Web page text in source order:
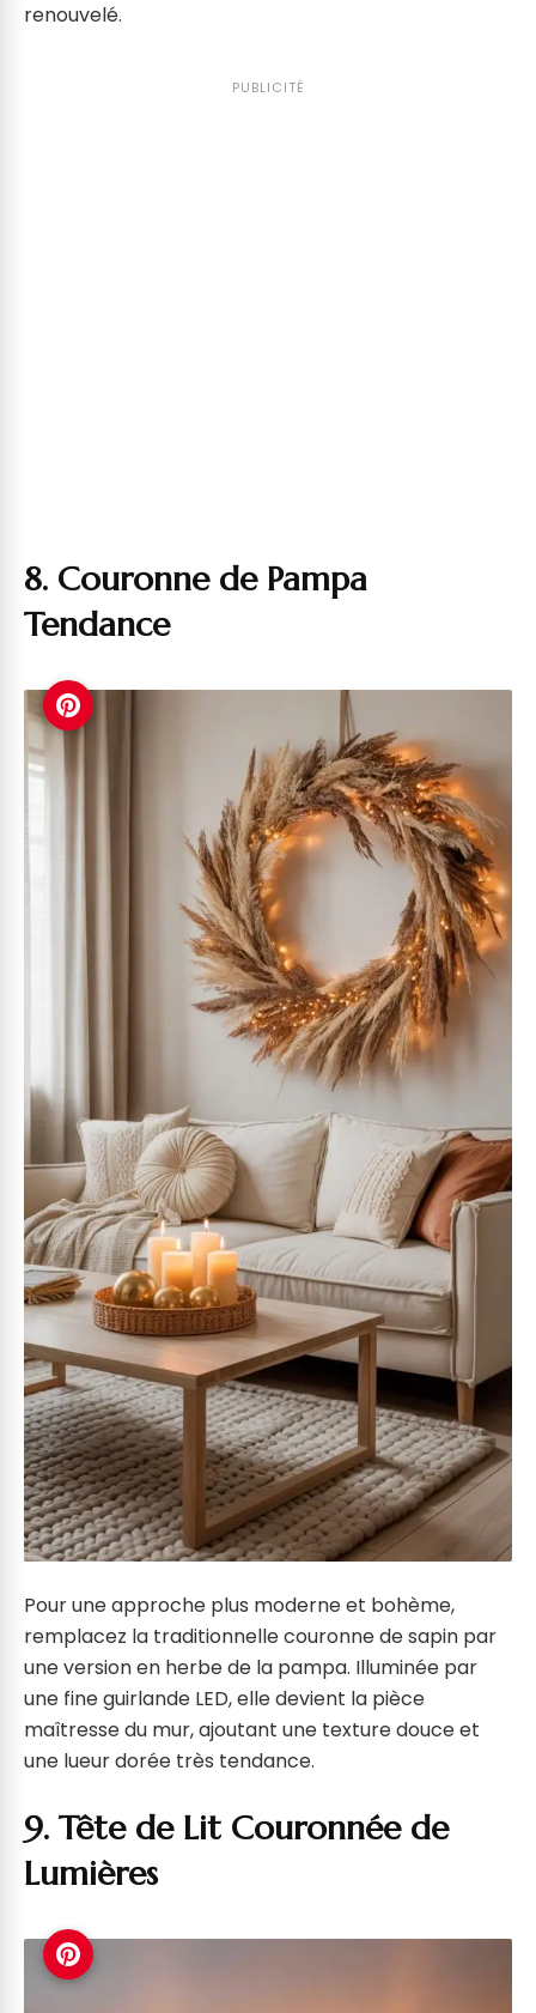
renouvelé.
PUBLICITÉ
8. Couronne de Pampa
Tendance
Pour une approche plus moderne et bohème,
remplacez la traditionnelle couronne de sapin par
une version en herbe de la pampa. Illuminée par
une fine guirlande LED, elle devient la pièce
maîtresse du mur, ajoutant une texture douce et
une lueur dorée très tendance.
9. Tête de Lit Couronnée de
Lumières